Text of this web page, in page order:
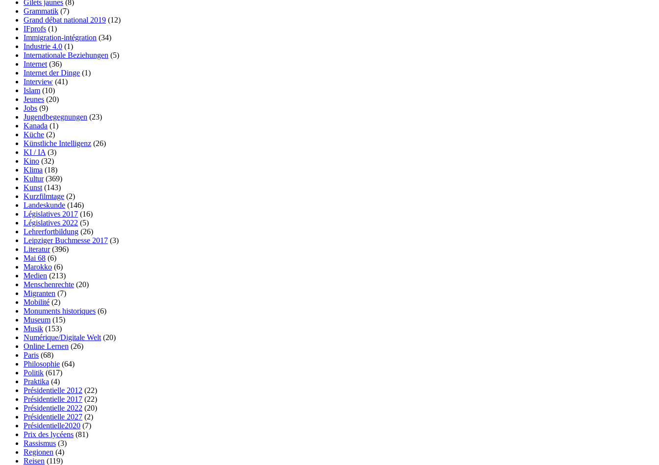
Gilets jaunes (8)
Grammatik (7)
Grand débat national 2019 (12)
IFprofs (1)
Immigration-intégration (34)
Industrie 4.0 (1)
Internationale Beziehungen (5)
Internet (36)
Internet der Dinge (1)
Interview (41)
Islam (10)
Jeunes (20)
Jobs (9)
Jugendbegegnungen (23)
Kanada (1)
Küche (2)
Künstliche Intelligenz (26)
KI / IA (3)
Kino (32)
Klima (18)
Kultur(369)
Kunst (143)
Kurzfilmtage (2)
Landeskunde (146)
Législatives 2017 (16)
Législatives 2022 (5)
Lehrerfortbildung (26)
Leipziger Buchmesse 2017 (3)
Literatur(396)
Mai 68 (6)
Marokko (6)
Medien (213)
Menschenrechte (20)
Migranten (7)
Mobilité (2)
Monuments historiques (6)
Museum (15)
Musik (153)
Numérique/Digitale Welt (20)
Online Lernen (26)
Paris (68)
Philosophie (64)
Politik (617)
Praktika (4)
Présidentielle 2012 (22)
Présidentielle 2017 (22)
Présidentielle 2022 (20)
Présidentielle 2027 (2)
Présidentielle2020 (7)
Prix des lycéens (81)
Rassismus (3)
Regionen (4)
Reisen (119)